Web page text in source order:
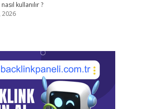
kullanılır ?
2026